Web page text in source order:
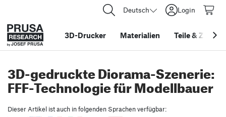
Deutsch Login
3D-Drucker Materialien Teile&
3D-gedruckte Diorama-Szenerie:
FFF-Technologie für Modellbauer
Dieser Artikel ist auch in folgenden Sprachen verfügbar: